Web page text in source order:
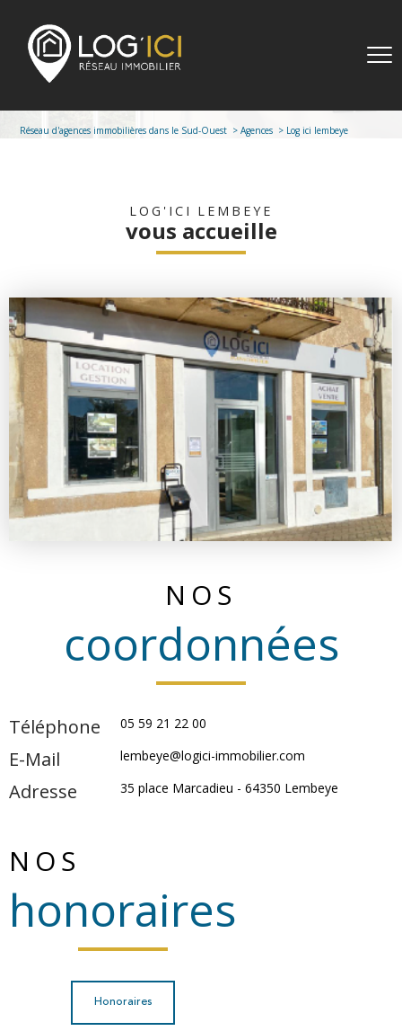
Réseau d'agences immobilières dans le Sud-Ouest Agences Log ici lembeye
LOG'ICI LEMBEYE
vous accueille
NOS
coordonnées
Téléphone 05 59 21 22 00
E-Mail lembeye@logici-immobilier.com
Adresse 35 place Marcadieu - 64350 Lembeye
NOS
honoraires
Honoraires